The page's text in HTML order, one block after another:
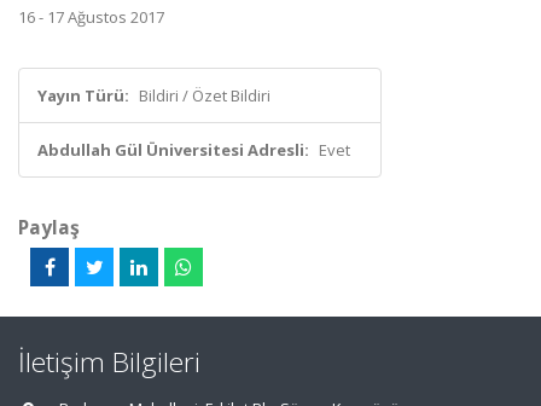
16 - 17 Ağustos 2017
Yayın Türü: Bildiri / Özet Bildiri
Abdullah Gül Üniversitesi Adresli: Evet
Paylaş
İletişim Bilgileri